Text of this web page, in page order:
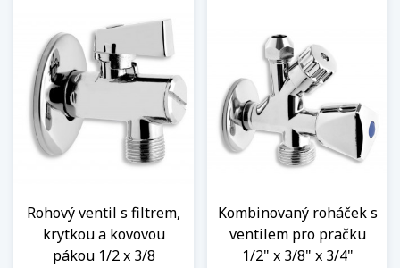
Rohový ventil s filtrem,
krytkou a kovovou
pákou 1/2 x 3/8
Kombinovaný roháček s
ventilem pro pračku
1/2" x 3/8" x 3/4"